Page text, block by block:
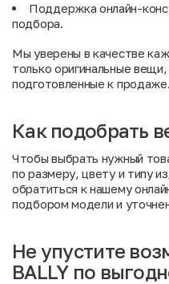
Поддержка онлайн-
подбора.
Мы уверены в качестве
только оригинальные
подготовленные к продаже.
Как подобрать
Чтобы выбрать нужный
по размеру, цвету и типу
обратиться к нашему
подбором модели и
Не упустите
BALLY по